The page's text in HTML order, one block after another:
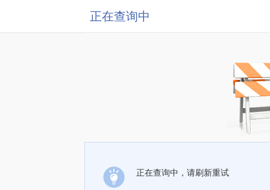
正在查询中
正在查询中，请刷新重试